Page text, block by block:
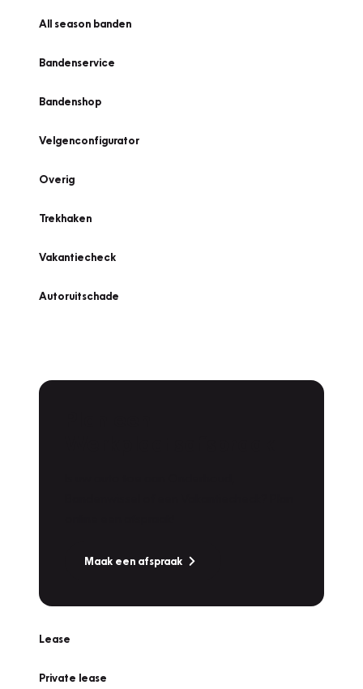
All season banden
Bandenservice
Bandenshop
Velgenconfigurator
Overig
Trekhaken
Vakantiecheck
Autoruitschade
Maak een afspraak
Lease
Private lease